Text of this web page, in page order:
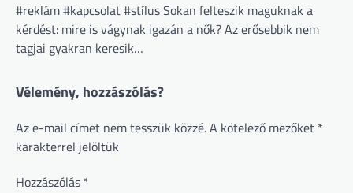
#reklám #kapcsolat #stílus Sokan felteszik maguknak a
kérdést: mire is vágynak igazán a nők? Az erősebbik nem
tagjai gyakran keresik…
Vélemény, hozzászólás?
Az e-mail címet nem tesszük közzé.A kötelező mezőket *
karakterrel jelöltük
Hozzászólás *